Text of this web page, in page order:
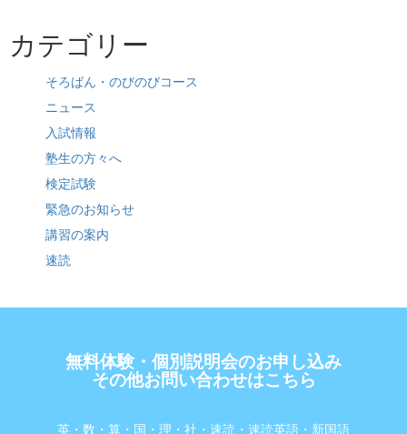
カテゴリー
そろばん・のびのびコース
ニュース
入試情報
塾生の方々へ
検定試験
緊急のお知らせ
講習の案内
速読
無料体験・個別説明会のお申し込み
その他お問い合わせはこちら
英・数・算・国・理・社・速読・速読英語・新国語